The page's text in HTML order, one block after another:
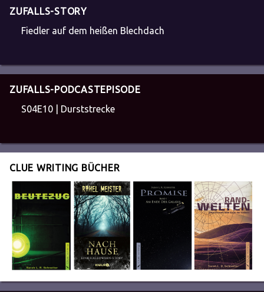
ZUFALLS-STORY
Fiedler auf dem heißen Blechdach
ZUFALLS-PODCASTEPISODE
S04E10 | Durststrecke
CLUE WRITING BÜCHER